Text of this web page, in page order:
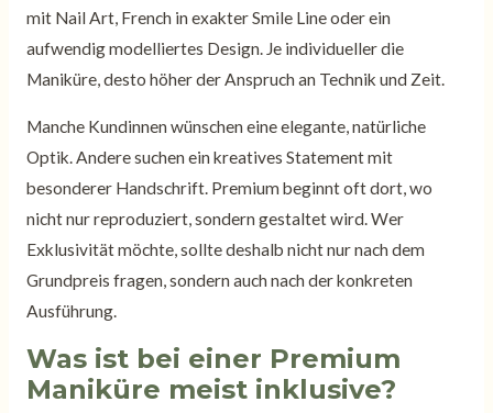
mit Nail Art, French in exakter Smile Line oder ein
aufwendig modelliertes Design. Je individueller die
Maniküre, desto höher der Anspruch an Technik und Zeit.
Manche Kundinnen wünschen eine elegante, natürliche
Optik. Andere suchen ein kreatives Statement mit
besonderer Handschrift. Premium beginnt oft dort, wo
nicht nur reproduziert, sondern gestaltet wird. Wer
Exklusivität möchte, sollte deshalb nicht nur nach dem
Grundpreis fragen, sondern auch nach der konkreten
Ausführung.
Was ist bei einer Premium
Maniküre meist inklusive?